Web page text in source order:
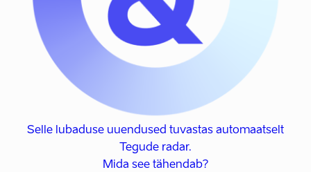
Selle lubaduse uuendused tuvastas automaatselt
Tegude radar.
Mida see tähendab?